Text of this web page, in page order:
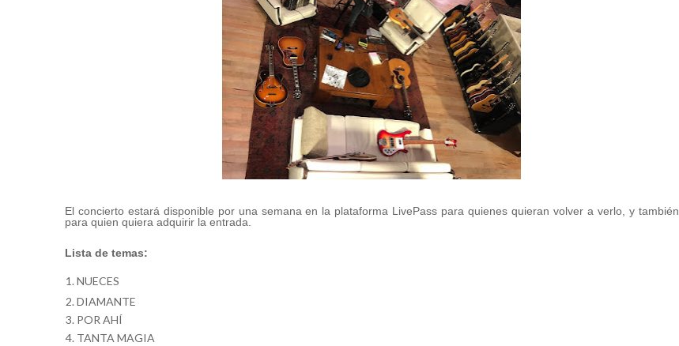
El concierto estará disponible por una semana en la plataforma LivePass para quienes quieran volver a verlo, y también
para quien quiera adquirir la entrada.
Lista de temas:
NUECES
DIAMANTE
POR AHÍ
TANTA MAGIA